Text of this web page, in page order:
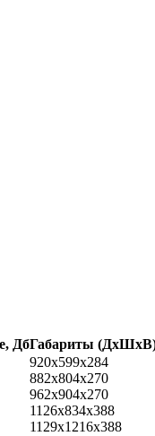
ДбГабариты
920x599x284
882x804x270
962x904x270
1126x834x388
1129x1216x388